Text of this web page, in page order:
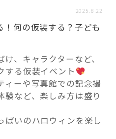
リノベ事例
2025.8.22
！何の仮装する？子ども
、キャラクターなど、
する仮装イベント
ィーや写真館での記念撮
など、楽しみ方は盛り
ぱいのハロウィンを楽し